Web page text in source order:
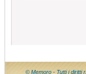
© Memoro - Tutti i diritti